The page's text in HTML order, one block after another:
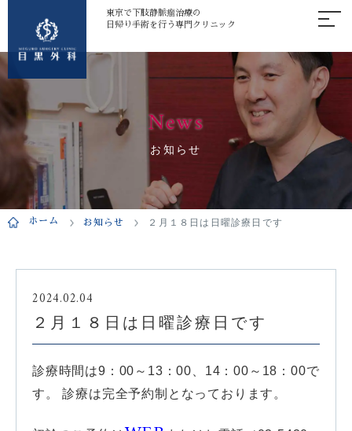
東京で下肢静脈瘤治療の
日帰り手術を行う専門クリニック
News
お知らせ
ホーム お知らせ ２月１８日は日曜診療日です
2024.02.04
２月１８日は日曜診療日です
診療時間は9：00～13：00、14：00～18：00で
す。 診療は完全予約制となっております。